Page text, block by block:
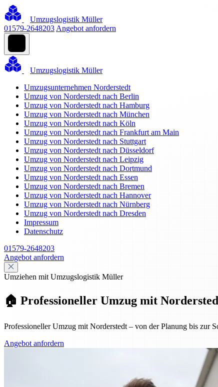
Umzugslogistik Müller
01579-2648203 Angebot anfordern
Umzugslogistik Müller
Umzugsunternehmen Norderstedt
Umzug von Norderstedt nach Berlin
Umzug von Norderstedt nach Hamburg
Umzug von Norderstedt nach München
Umzug von Norderstedt nach Köln
Umzug von Norderstedt nach Frankfurt am Main
Umzug von Norderstedt nach Stuttgart
Umzug von Norderstedt nach Düsseldorf
Umzug von Norderstedt nach Leipzig
Umzug von Norderstedt nach Dortmund
Umzug von Norderstedt nach Essen
Umzug von Norderstedt nach Bremen
Umzug von Norderstedt nach Hannover
Umzug von Norderstedt nach Nürnberg
Umzug von Norderstedt nach Dresden
Impressum
Datenschutz
01579-2648203
Angebot anfordern
Umziehen mit Umzugslogistik Müller
🏠 Professioneller Umzug mit
Professioneller Umzug mit Norderstedt – von der Planung bis zur
Angebot anfordern